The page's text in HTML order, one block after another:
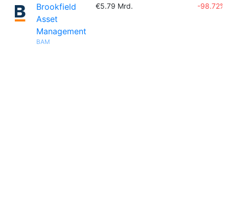
Brookfield
Asset
Management
BAM
€5.79 Mrd. -98.72%